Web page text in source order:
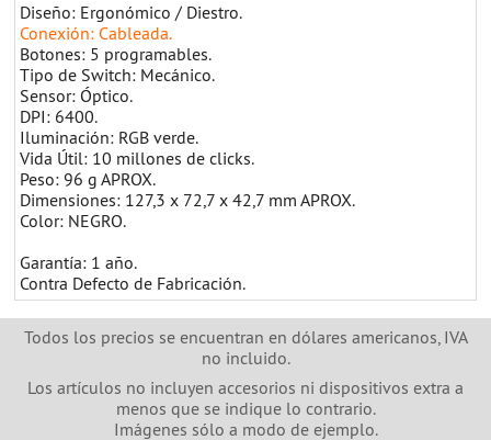
Diseño: Ergonómico / Diestro.
Conexión: Cableada.
Botones: 5 programables.
Tipo de Switch: Mecánico.
Sensor: Óptico.
DPI: 6400.
Iluminación: RGB verde.
Vida Útil: 10 millones de clicks.
Peso: 96 g APROX.
Dimensiones: 127,3 x 72,7 x 42,7 mm APROX.
Color: NEGRO.
Garantía: 1 año.
Contra Defecto de Fabricación.
Todos los precios se encuentran en dólares americanos, IVA
no incluido.
Los artículos no incluyen accesorios ni dispositivos extra a
menos que se indique lo contrario.
Imágenes sólo a modo de ejemplo.